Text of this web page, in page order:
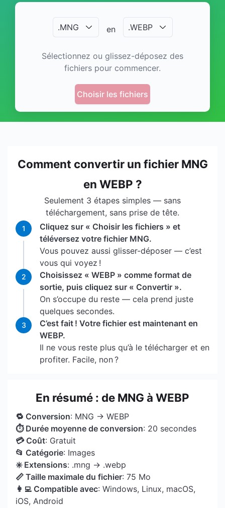
.MNG en .WEBP
Sélectionnez ou glissez-déposez des
fichiers pour commencer.
Choisir les fichiers
Comment convertir un fichier MNG
en WEBP ?
Seulement 3 étapes simples — sans
téléchargement, sans prise de tête.
1
Cliquez sur « Choisir les fichiers » et
téléversez votre fichier MNG.
Vous pouvez aussi glisser-déposer — c’est
vous qui voyez !
2
Choisissez « WEBP » comme format de
sortie, puis cliquez sur « Convertir ».
On s’occupe du reste — cela prend juste
quelques secondes.
3
C’est fait ! Votre fichier est maintenant en
WEBP.
Il ne vous reste plus qu’à le télécharger et en
profiter. Facile, non ?
En résumé : de MNG à WEBP
🔁 Conversion: MNG → WEBP
⏱ Durée moyenne de conversion: 20 secondes
💳 Coût: Gratuit
📂 Catégorie: Images
✳️ Extensions: .mng → .webp
📏 Taille maximale du fichier: 75 Mo
👩‍💻 Compatible avec: Windows, Linux, macOS,
iOS, Android